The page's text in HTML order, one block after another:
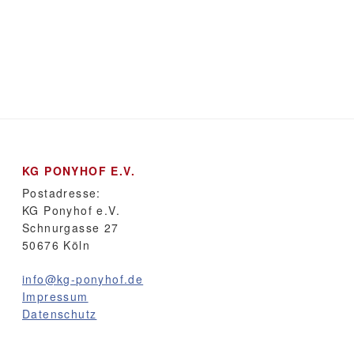
KG PONYHOF E.V.
Postadresse:
KG Ponyhof e.V.
Schnurgasse 27
50676 Köln
info@kg-ponyhof.de
Impressum
Datenschutz